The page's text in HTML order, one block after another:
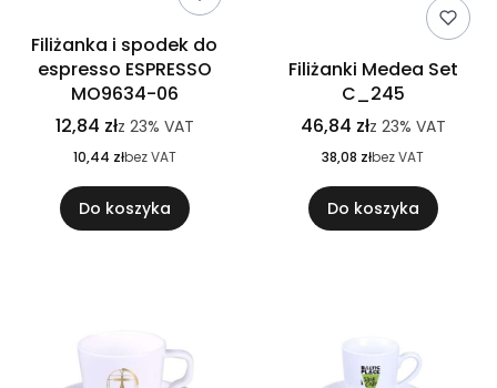
Filiżanka i spodek do
espresso ESPRESSO
MO9634-06
12,84 złz 23% VAT
10,44 złbez VAT
Do koszyka
Filiżanki Medea Set
C_245
46,84 złz 23% VAT
38,08 złbez VAT
Do koszyka